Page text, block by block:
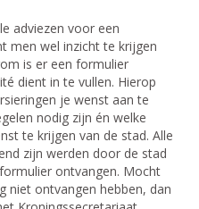
adviezen voor een
men wel inzicht te krijgen
is er een formulier
dient in te vullen. Hierop
je wenst aan te
nodig zijn én welke
te krijgen van de stad. Alle
zijn werden door de stad
ontvangen. Mocht
niet ontvangen hebben, dan